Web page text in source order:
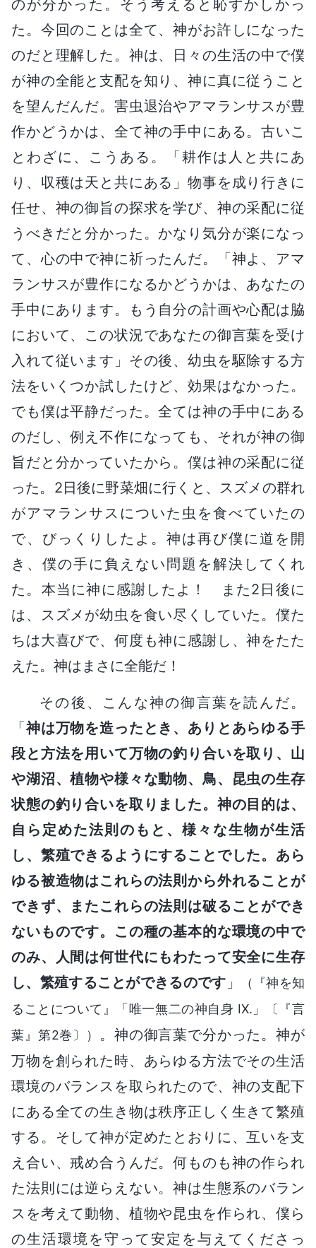
のが分かった。そう考えると恥ずかしかっ
た。今回のことは全て、神がお許しになった
のだと理解した。神は、日々の生活の中で僕
が神の全能と支配を知り、神に真に従うこと
を望んだんだ。害虫退治やアマランサスが豊
作かどうかは、全て神の手中にある。古いこ
とわざに、こうある。「耕作は人と共にあ
り、収穫は天と共にある」物事を成り行きに
任せ、神の御旨の探求を学び、神の采配に従
うべきだと分かった。かなり気分が楽になっ
て、心の中で神に祈ったんだ。「神よ、アマ
ランサスが豊作になるかどうかは、あなたの
手中にあります。もう自分の計画や心配は脇
において、この状況であなたの御言葉を受け
入れて従います」その後、幼虫を駆除する方
法をいくつか試したけど、効果はなかった。
でも僕は平静だった。全ては神の手中にある
のだし、例え不作になっても、それが神の御
旨だと分かっていたから。僕は神の采配に従
った。2日後に野菜畑に行くと、スズメの群れ
がアマランサスについた虫を食べていたの
で、びっくりしたよ。神は再び僕に道を開
き、僕の手に負えない問題を解決してくれ
た。本当に神に感謝したよ！ また2日後に
は、スズメが幼虫を食い尽くしていた。僕た
ちは大喜びで、何度も神に感謝し、神をたた
えた。神はまさに全能だ！
その後、こんな神の御言葉を読んだ。
「神は万物を造ったとき、ありとあらゆる手
段と方法を用いて万物の釣り合いを取り、山
や湖沼、植物や様々な動物、鳥、昆虫の生存
状態の釣り合いを取りました。神の目的は、
自ら定めた法則のもと、様々な生物が生活
し、繁殖できるようにすることでした。あら
ゆる被造物はこれらの法則から外れることが
できず、またこれらの法則は破ることができ
ないものです。この種の基本的な環境の中で
のみ、人間は何世代にもわたって安全に生存
し、繁殖することができるのです 」
（『神を知
ることについて』「唯一無二の神自身 IX.」〔『言
葉』第2巻〕） 。神の御言葉で分かった。神が
万物を創られた時、あらゆる方法でその生活
環境のバランスを取られたので、神の支配下
にある全ての生き物は秩序正しく生きて繁殖
する。そして神が定めたとおりに、互いを支
え合い、戒め合うんだ。何ものも神の作られ
た法則には逆らえない。神は生態系のバラン
スを考えて動物、植物や昆虫を作られ、僕ら
の生活環境を守って安定を与えてくださっ